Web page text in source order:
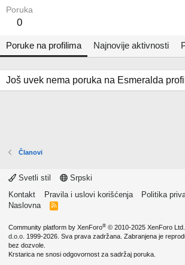
Poruka
0
Poruke na profilima Najnovije aktivnosti
Još uvek nema poruka na Esmeralda
Članovi
Svetli stil
Srpski
Kontakt
Pravila i uslovi korišćenja Politika
Naslovna
R
Community platform by XenForo® © 2010-2025 XenForo Ltd.
d.o.o. 1999-2026. Sva prava zadržana. Zabranjena je
bez dozvole.
Krstarica ne snosi odgovornost za sadržaj poruka.